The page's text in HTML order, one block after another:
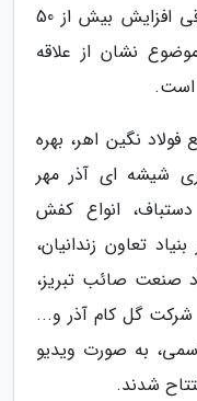
پروانه بهره برداری در آذربایجان شرقی افزایش بیش از 50
نشان از علاقه
است.
نگین اهر، بهره
شیشه ای آذر مهر
انواع کفش
تعاون زندانیان،
صنعت صائب تبریز،
شرکت گل کام آذر و...
به صورت ویدیو
شدند.